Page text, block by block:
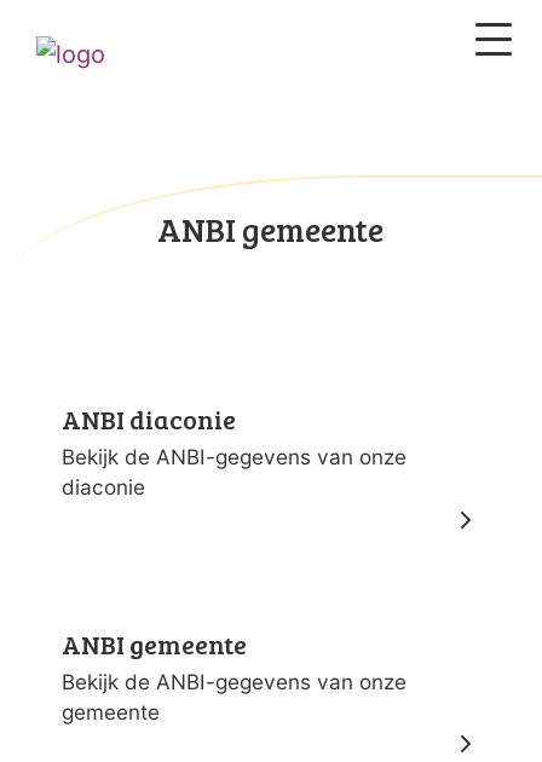
ANBI gemeente
ANBI diaconie
Bekijk de ANBI-gegevens van onze
diaconie
ANBI gemeente
Bekijk de ANBI-gegevens van onze
gemeente